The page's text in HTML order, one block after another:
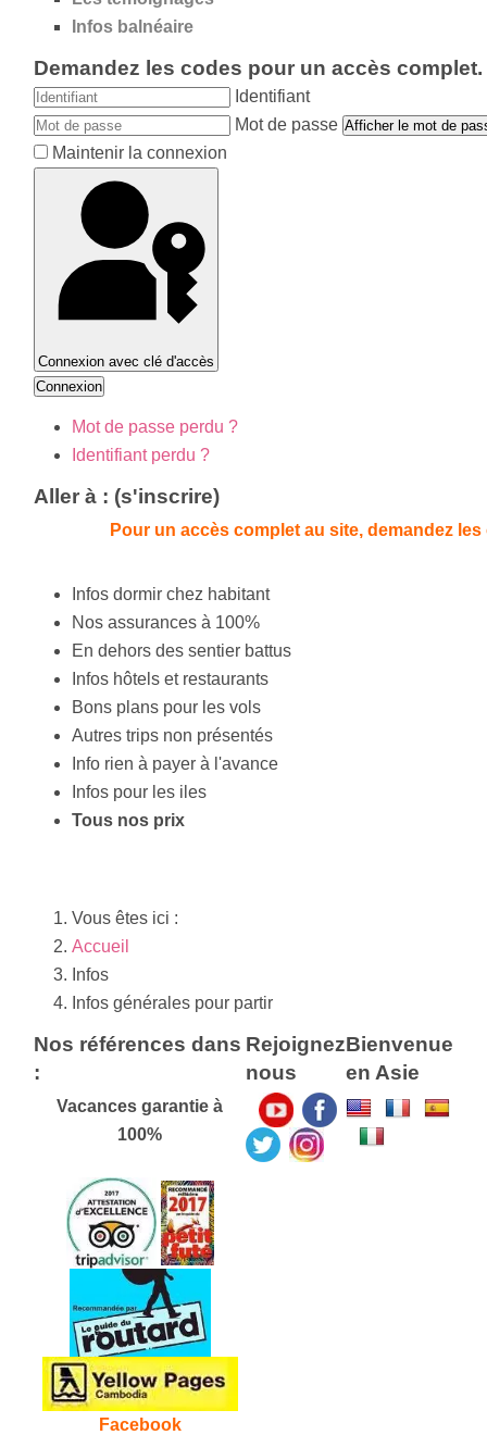
Infos balnéaire
Demandez les codes pour un accès complet.
Identifiant
Mot de passe Afficher le mot de
Maintenir la connexion
Connexion avec clé d'accès
Connexion
Mot de passe perdu ?
Identifiant perdu ?
Aller à : (s'inscrire)
Pour un accès complet au site, demandez
Infos dormir chez habitant
Nos assurances à 100%
En dehors des sentier battus
Infos hôtels et restaurants
Bons plans pour les vols
Autres trips non présentés
Info rien à payer à l'avance
Infos pour les iles
Tous nos prix
Vous êtes ici :
Accueil
Infos
Infos générales pour partir
Nos références dans
:
Vacances garantie à
100%
Facebook
Rejoignez
nous
Bienvenue
en Asie